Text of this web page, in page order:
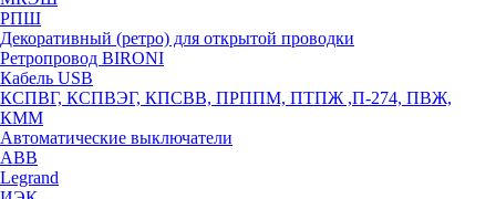
РПШ
Декоративный (ретро) для открытой проводки
Ретропровод BIRONI
Кабель USB
КСПВГ, КСПВЭГ, КПСВВ, ПРППМ, ПТПЖ ,П-274, ПВЖ,
КММ
Автоматические выключатели
ABB
Legrand